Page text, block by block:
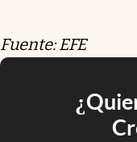
Fuente: EFE